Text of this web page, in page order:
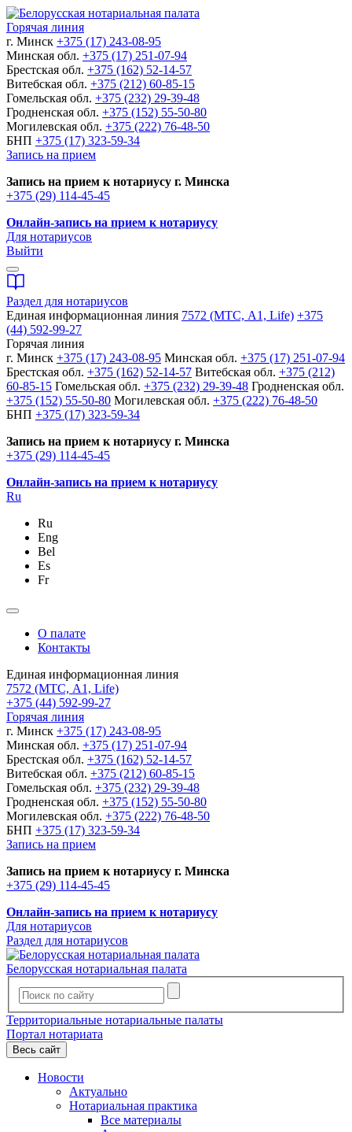
Горячая линия
г. Минск +375 (17) 243-08-95
Минская обл. +375 (17) 251-07-94
Брестская обл. +375 (162) 52-14-57
Витебская обл. +375 (212) 60-85-15
Гомельская обл. +375 (232) 29-39-48
Гродненская обл. +375 (152) 55-50-80
Могилевская обл. +375 (222) 76-48-50
БНП +375 (17) 323-59-34
Запись на прием
Запись на прием к нотариусу г. Минска
+375 (29) 114-45-45
Онлайн-запись на прием к нотариусу
Для нотариусов
Выйти
Раздел для нотариусов
Единая информационная линия 7572 (МТС, A1, Life) +375
(44) 592-99-27
Горячая линия
г. Минск +375 (17) 243-08-95 Минская обл. +375 (17) 251-07-94
Брестская обл. +375 (162) 52-14-57 Витебская обл. +375 (212)
60-85-15 Гомельская обл. +375 (232) 29-39-48 Гродненская обл.
+375 (152) 55-50-80 Могилевская обл. +375 (222) 76-48-50
БНП +375 (17) 323-59-34
Запись на прием к нотариусу г. Минска
+375 (29) 114-45-45
Онлайн-запись на прием к нотариусу
Ru
Ru
Eng
Bel
Es
Fr
О палате
Контакты
Единая информационная линия
7572 (МТС, A1, Life)
+375 (44) 592-99-27
Горячая линия
г. Минск +375 (17) 243-08-95
Минская обл. +375 (17) 251-07-94
Брестская обл. +375 (162) 52-14-57
Витебская обл. +375 (212) 60-85-15
Гомельская обл. +375 (232) 29-39-48
Гродненская обл. +375 (152) 55-50-80
Могилевская обл. +375 (222) 76-48-50
БНП +375 (17) 323-59-34
Запись на прием
Запись на прием к нотариусу г. Минска
+375 (29) 114-45-45
Онлайн-запись на прием к нотариусу
Для нотариусов
Раздел для нотариусов
Белорусская нотариальная палата
Территориальные нотариальные палаты
Портал нотариата
Весь сайт
Новости
Актуально
Нотариальная практика
Все материалы